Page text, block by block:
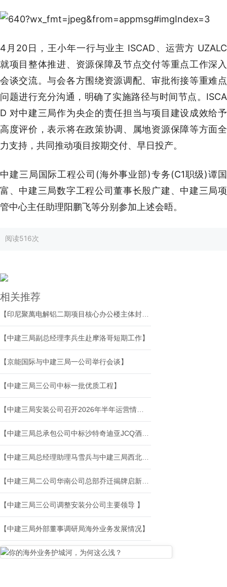
4月20日，王小年一行与业主 ISCAD、运营方 UZALC
就项目整体推进、资源保障及节点交付等重点工作深入
会谈交流。与会各方围绕资源调配、审批衔接等重难点
问题进行充分沟通，明确了实施路径与时间节点。ISCA
D 对中建三局作为央企的责任担当与项目建设成效给予
高度评价，表示将在政策协调、属地资源保障等方面全
力支持，共同推动项目按期交付、早日投产。
中建三局国际工程公司(海外事业部)专务(C1职级)谭国
富、中建三局数字工程公司董事长殷广建、中建三局项
管中心主任助理阳鹏飞等分别参加上述会晤。
阅读516次
相关推荐
【印尼聚萬电解铝二期项目核心办公楼主体封顶】
【中建三局副总经理李兵生赴摩洛哥短期工作】
【京能国际与中建三局一公司举行会谈】
【中建三局三公司中标一批优质工程】
【中建三局安装公司召开2026年半年运营情况分析会暨改革管理论坛】
【中建三局总承包公司中标沙特奇迪亚JCQ酒店项目】
【中建三局总经理助理马雪兵与中建三局西北公司开展座谈交流】
【中建三局二公司华南公司总部乔迁揭牌启新篇】
【中建三局三公司调整安装分公司主要领导 】
【中建三局外部董事调研局海外业务发展情况】